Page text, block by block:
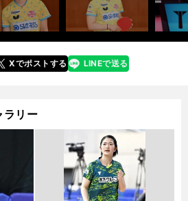
Xでポストする
line LINEで送る
ラリー